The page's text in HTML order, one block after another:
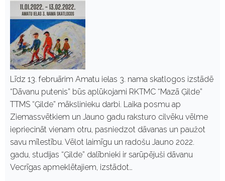
Līdz 13. februārim Amatu ielas 3. nama skatlogos izstādē
“Dāvanu putenis” būs aplūkojami RKTMC “Mazā Ģilde”
TTMS “Ģilde” mākslinieku darbi. Laika posmu ap
Ziemassvētkiem un Jauno gadu raksturo cilvēku vēlme
iepriecināt vienam otru, pasniedzot dāvanas un paužot
savu mīlestību. Vēlot laimīgu un radošu Jauno 2022.
gadu, studijas “Ģilde” dalībnieki ir sarūpējuši dāvanu
Vecrīgas apmeklētajiem, izstādot…